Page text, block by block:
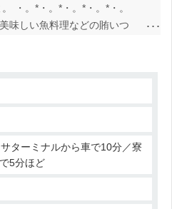
・。*・。*・。*・。*・。
味しい魚料理などの賄いつ
イフをエンジョイできま
表島近海で採れた新鮮な
おり、気取らず”ホッ”と安
トです！
ターミナルから車で10分／寮
5分ほど